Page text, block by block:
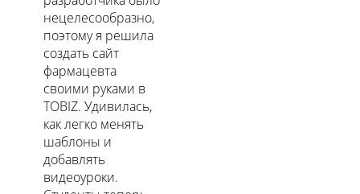
нецелесообразно,
поэтому я решила
создать сайт
фармацевта
своими руками в
TOBIZ. Удивилась,
как легко менять
шаблоны и
добавлять
видеоуроки.